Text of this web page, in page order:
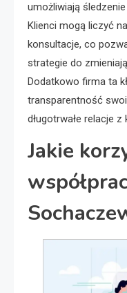
umożliwiają
Klienci mogą liczyć
konsultacje, co
strategie do
Dodatkowo firma ta
transparentność
długotrwałe relacje z
Jakie